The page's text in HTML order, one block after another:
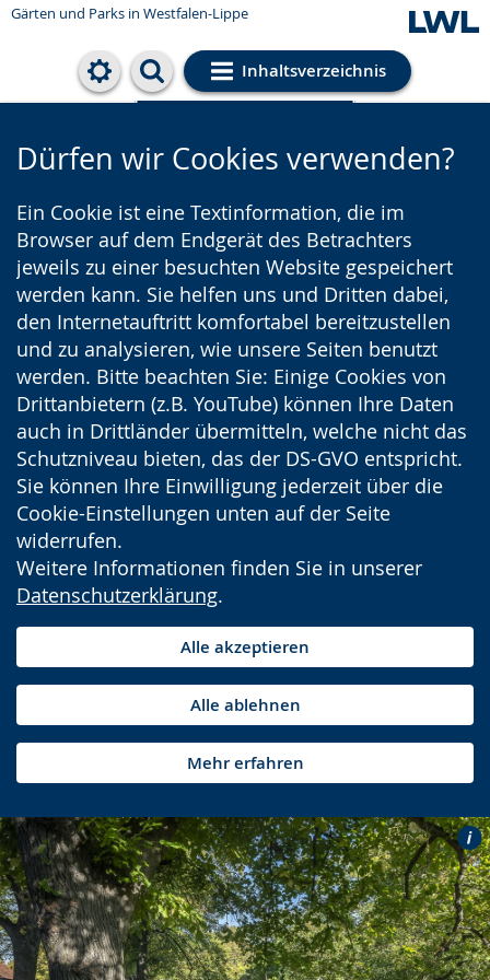
Gärten und Parks in Westfalen-Lippe
Inhaltsverzeichnis
Cookie-Einstellungen
Dürfen wir Cookies verwenden?
Ein Cookie ist eine Textinformation, die im
Browser auf dem Endgerät des Betrachters
jeweils zu einer besuchten Website gespeichert
werden kann. Sie helfen uns und Dritten dabei,
den Internetauftritt komfortabel bereitzustellen
und zu analysieren, wie unsere Seiten benutzt
werden. Bitte beachten Sie: Einige Cookies von
Drittanbietern (z.B. YouTube) können Ihre Daten
auch in Drittländer übermitteln, welche nicht das
Schutzniveau bieten, das der DS-GVO entspricht.
Sie können Ihre Einwilligung jederzeit über die
Cookie-Einstellungen unten auf der Seite
widerrufen.
Weitere Informationen finden Sie in unserer
Datenschutzerklärung.
Alle akzeptieren
Alle ablehnen
Mehr erfahren